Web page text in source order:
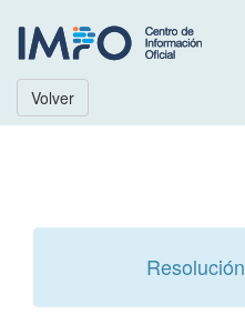
Volver
Resolución